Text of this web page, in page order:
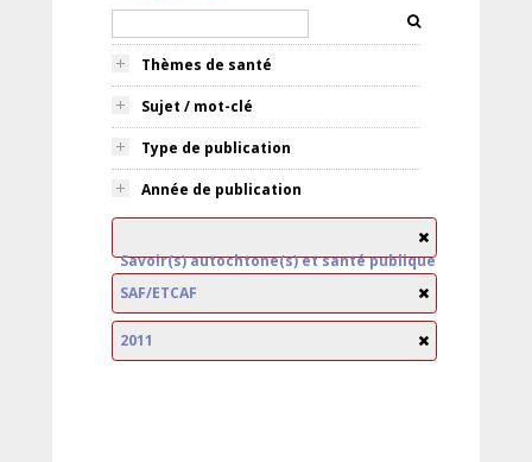
Thèmes de santé
Sujet / mot-clé
Type de publication
Année de publication
Savoir(s) autochtone(s) et santé publique
SAF/ETCAF
2011